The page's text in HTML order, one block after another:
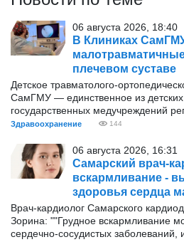
06 августа 2026, 18:40
В Клиниках
плечевом суставе
Детское травматолого-
СамГМУ — единственное из
государственных медучреждений
Здравоохранение 144
06 августа 2026, 16:31
Самарский врач-
вскармливание -
здоровья сердца
Врач-кардиолог Самарского
Зорина: ""Грудное вскармливание
сердечно-сосудистых заболеваний,